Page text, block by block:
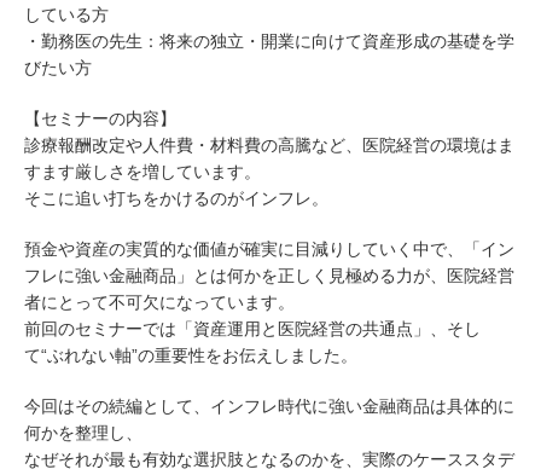
している方
・勤務医の先生：将来の独立・開業に向けて資産形成の基礎を学
びたい方
【セミナーの内容】
診療報酬改定や人件費・材料費の高騰など、医院経営の環境はま
すます厳しさを増しています。
そこに追い打ちをかけるのがインフレ。
預金や資産の実質的な価値が確実に目減りしていく中で、「イン
フレに強い金融商品」とは何かを正しく見極める力が、医院経営
者にとって不可欠になっています。
前回のセミナーでは「資産運用と医院経営の共通点」、そし
て“ぶれない軸”の重要性をお伝えしました。
今回はその続編として、インフレ時代に強い金融商品は具体的に
何かを整理し、
なぜそれが最も有効な選択肢となるのかを、実際のケーススタデ